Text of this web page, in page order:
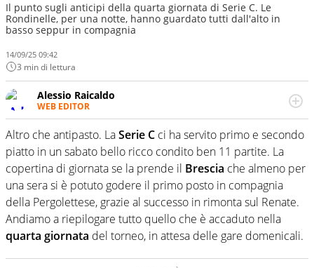
Il punto sugli anticipi della quarta giornata di Serie C. Le
Rondinelle, per una notte, hanno guardato tutti dall'alto in
basso seppur in compagnia
14/09/25 09:42
3 min di lettura
Alessio Raicaldo
WEB EDITOR
Un figlio che si chiama Diego e la tesi di laurea sugli stadi
di proprietà in Italia. Il calcio quale filo conduttore
irrinunciabile tra passione e professione. Per Virgilio
Sport indaga, approfondisce e scandaglia l'universo
mondo dello sport per antonomasia
Altro che antipasto. LaSerie C ci ha servito primo e secondo
piatto in un sabato bello ricco condito ben 11 partite. La
copertina di giornata se la prende il Brescia che almeno per
una sera si è potuto godere il primo posto in compagnia
della Pergolettese, grazie al successo in rimonta sul Renate.
Andiamo a riepilogare tutto quello che è accaduto nella
quarta giornata del torneo, in attesa delle gare domenicali.